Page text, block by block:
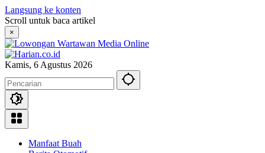
Langsung ke konten
Scroll untuk baca artikel
×
Kamis, 6 Agustus 2026
Manfaat Buah